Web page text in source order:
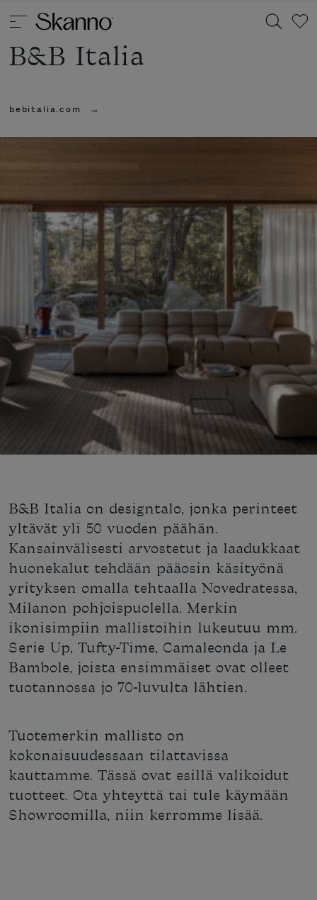
Haku
Type 2 or more characters for results.
B&B Italia
bebitalia.com
B&B Italia on designtalo, jonka perinteet
yltävät yli 50 vuoden päähän.
Kansainvälisesti arvostetut ja laadukkaat
huonekalut tehdään pääosin käsityönä
yrityksen omalla tehtaalla Novedratessa,
Milanon pohjoispuolella. Merkin
ikonisimpiin mallistoihin lukeutuu mm.
Serie Up, Tufty-Time, Camaleonda ja Le
Bambole, joista ensimmäiset ovat olleet
tuotannossa jo 70-luvulta lähtien.
Tuotemerkin mallisto on
kokonaisuudessaan tilattavissa
kauttamme. Tässä ovat esillä valikoidut
tuotteet. Ota yhteyttä tai tule käymään
Showroomilla, niin kerromme lisää.